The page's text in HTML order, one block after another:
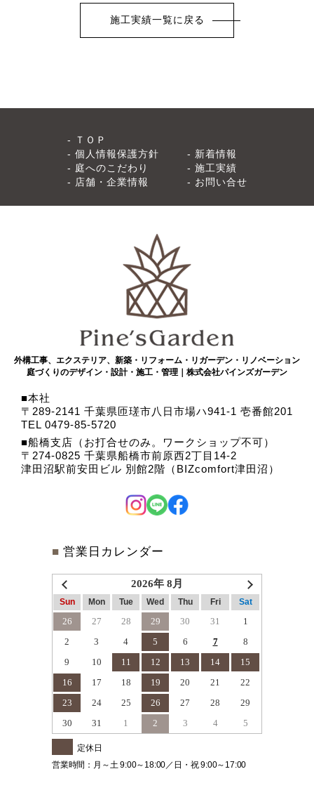
施工実績一覧に戻る
ＴＯＰ
個人情報保護方針
新着情報
庭へのこだわり
施工実績
店舗・企業情報
お問い合せ
外構工事、エクステリア、新築・リフォーム・リガーデン・リノベーション
庭づくりのデザイン・設計・施工・管理｜株式会社パインズガーデン
本社
〒289-2141 千葉県匝瑳市八日市場ハ941-1 壱番館201
TEL 0479-85-5720
船橋支店（お打合せのみ。ワークショップ不可）
〒274-0825 千葉県船橋市前原西2丁目14-2
津田沼駅前安田ビル 別館2階（BIZcomfort津田沼）
■ 営業日カレンダー
2026年 8月
Sun Mon Tue Wed Thu Fri Sat
26 27 28 29 30 31
1
2
3 4 5 6 7
8
9
10 11 12 13 14
15
16
17 18 19 20 21
22
23
24 25 26 27 28
29
30
31 1 2 3 4 5
定休日
営業時間：月～土 9:00～18:00／日・祝 9:00～17:00